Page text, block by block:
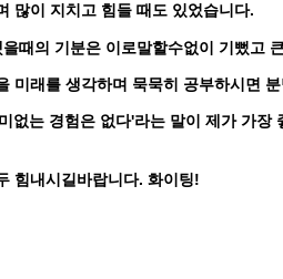
많이 지치고 힘들 때도 있었습니다.
때의 기분은 이로말할수없이 기뻤고
미래를 생각하며 묵묵히 공부하시면
없는 경험은 없다'라는 말이 제가 가장
힘내시길바랍니다. 화이팅!